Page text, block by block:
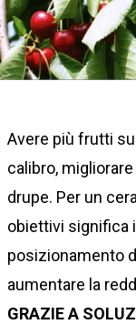
Avere più frutti
calibro,
drupe. Per un
obiettivi significa
posizionamento
aumentare la
GRAZIE A